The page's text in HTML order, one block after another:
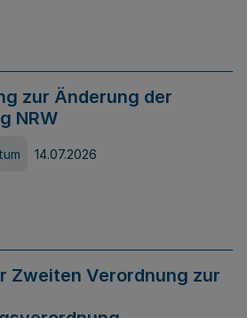
zur Änderung der
NRW
14.07.2026
Zweiten Verordnung zur